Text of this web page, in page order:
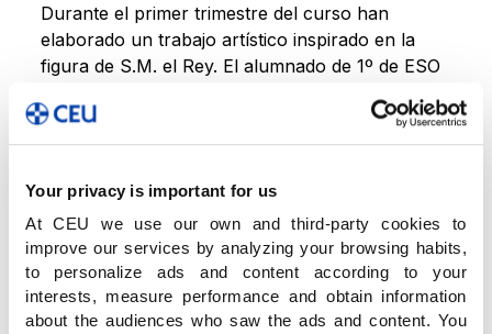
Your privacy is important for us
At CEU we use our own and third-party cookies to
improve our services by analyzing your browsing habits,
to personalize ads and content according to your
interests, measure performance and obtain information
about the audiences who saw the ads and content. You
Durante el primer trimestre del curso han
elaborado un trabajo artístico inspirado en la
figura de S.M. el Rey. El alumnado de 1º de ESO
ESO en la digital. Nos es grato comunicaros que
nuestras alumnasHelena González Lorenzode
quedado finalistas en la Comunidad Valenciana y
por ello se les ha entregado un diploma y un
premio. Este es el link con todos los proyectos.
¡Nuestra más sincera enhorabuena!